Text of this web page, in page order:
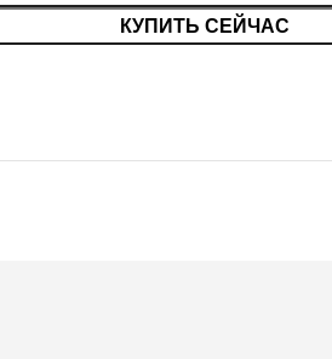
КУПИТЬ СЕЙЧАС